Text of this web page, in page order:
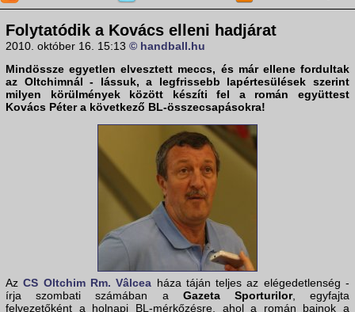
Folytatódik a Kovács elleni hadjárat
2010. október 16. 15:13 © handball.hu
Mindössze egyetlen elvesztett meccs, és már ellene fordultak
az Oltchimnál - lássuk, a legfrissebb lapértesülések szerint
milyen körülmények között készíti fel a román együttest
Kovács Pétera következő BL-összecsapásokra!
AzCS Oltchim Rm. Vâlcea háza táján teljes az elégedetlenség -
írja szombati számában a Gazeta Sporturilor, egyfajta
felvezetőként a holnapi BL-mérkőzésre, ahol a román bajnok a